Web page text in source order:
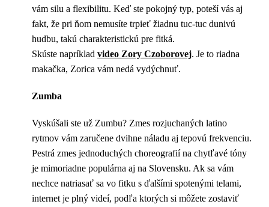
vám silu a flexibilitu. Keď ste pokojný typ, poteší vás aj
fakt, že pri ňom nemusíte trpieť žiadnu tuc-tuc dunivú
hudbu, takú charakteristickú pre fitká.
Skúste napríklad video Zory Czoborovej. Je to riadna
makačka, Zorica vám nedá vydýchnuť.
Zumba
Vyskúšali ste už Zumbu? Zmes rozjuchaných latino
rytmov vám zaručene dvihne náladu aj tepovú frekvenciu.
Pestrá zmes jednoduchých choreografií na chytľavé tóny
je mimoriadne populárna aj na Slovensku. Ak sa vám
nechce natriasať sa vo fitku s ďalšími spotenými telami,
internet je plný videí, podľa ktorých si môžete zostaviť